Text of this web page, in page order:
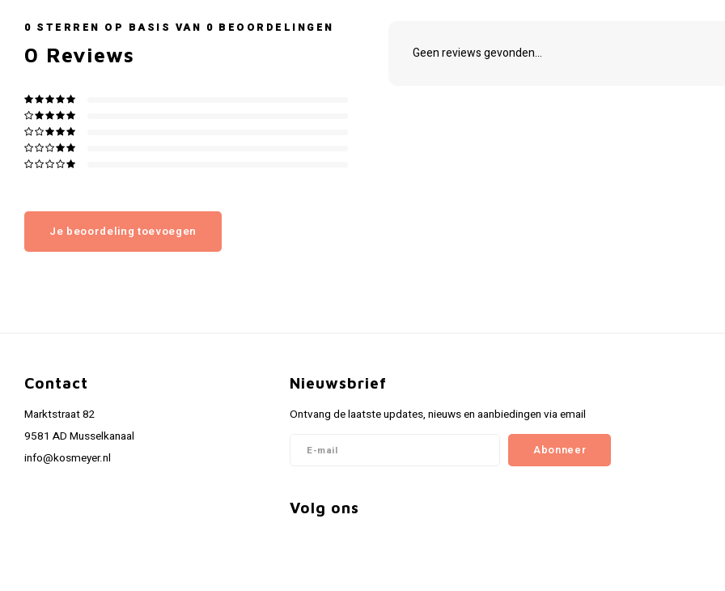
0 STERREN OP BASIS VAN 0 BEOORDELINGEN
0 Reviews
Je beoordeling toevoegen
Geen reviews gevonden...
Contact
Marktstraat 82
9581 AD Musselkanaal
info@kosmeyer.nl
Nieuwsbrief
Ontvang de laatste updates, nieuws en aanbiedingen via email
Abonneer
Volg ons